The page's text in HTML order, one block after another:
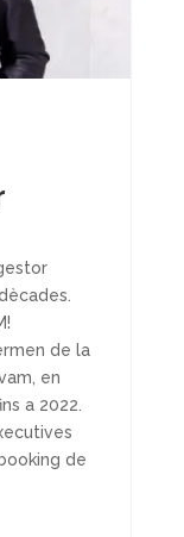
de la
en
a 2022.
de